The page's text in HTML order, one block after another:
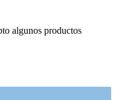
algunos productos